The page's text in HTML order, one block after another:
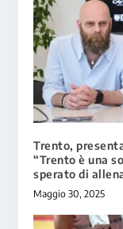
Trento,
“Trento è una
sperato di
Maggio 30, 2025